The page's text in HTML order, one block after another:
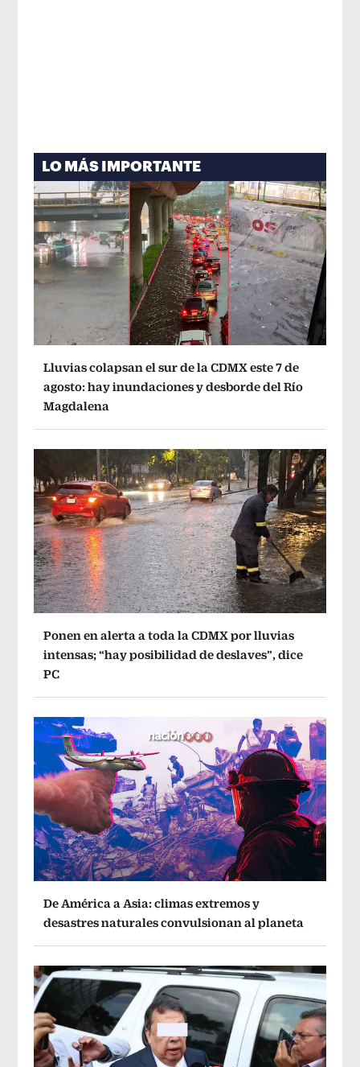
LO MÁS IMPORTANTE
Lluvias colapsan el sur de la CDMX este 7 de
agosto: hay inundaciones y desborde del Río
Magdalena
Ponen en alerta a toda la CDMX por lluvias
intensas; “hay posibilidad de deslaves”, dice
PC
De América a Asia: climas extremos y
desastres naturales convulsionan al planeta